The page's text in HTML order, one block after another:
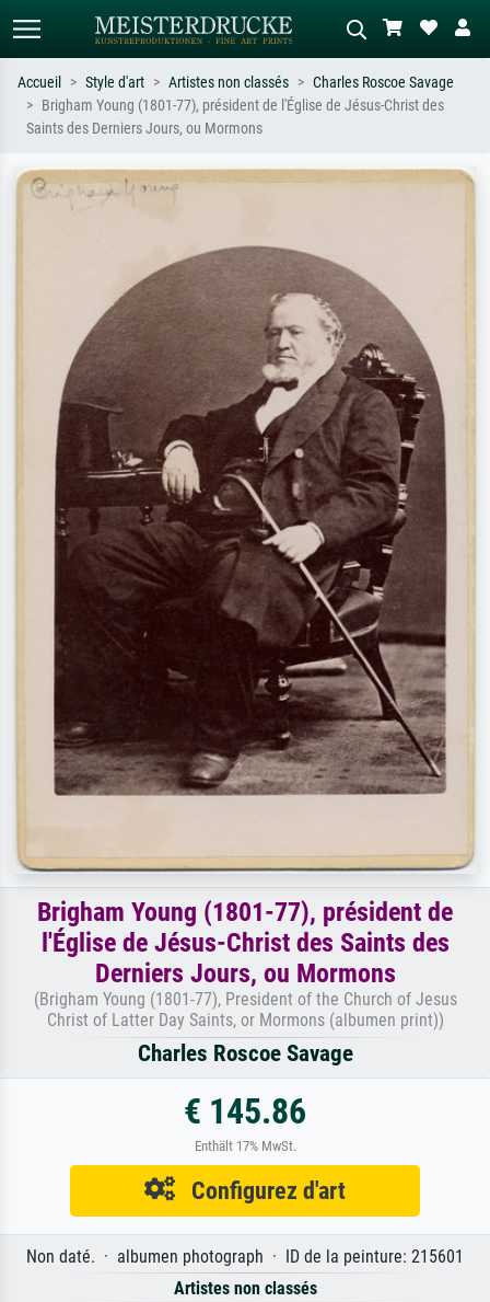
Recherche standard
ex. Monet, Nuit étoilée,
impressionnisme, vague de Hokusai,
abstrait avec beaucoup de rouge,
Accueil Style d'art Artistes non classés
Charles Roscoe Savage
Brigham Young (1801-77), président de l'Église de Jésus-Christ des
Saints des Derniers Jours, ou Mormons
Brigham Young (1801-77), président de
l'Église de Jésus-Christ des Saints des
Derniers Jours, ou Mormons
(Brigham Young (1801-77), President of the Church of Jesus
Christ of Latter Day Saints, or Mormons (albumen print))
Charles Roscoe Savage
€ 145.86
Enthält 17% MwSt.
Configurez d'art
Non daté. · albumen photograph · ID de la peinture: 215601
Artistes non classés